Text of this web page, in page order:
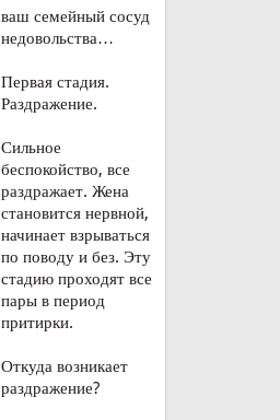
ваш семейный сосуд
недовольства…
Первая стадия.
Раздражение.
Сильное
беспокойство, все
раздражает. Жена
становится нервной,
начинает взрываться
по поводу и без. Эту
стадию проходят все
пары в период
притирки.
Откуда возникает
раздражение?